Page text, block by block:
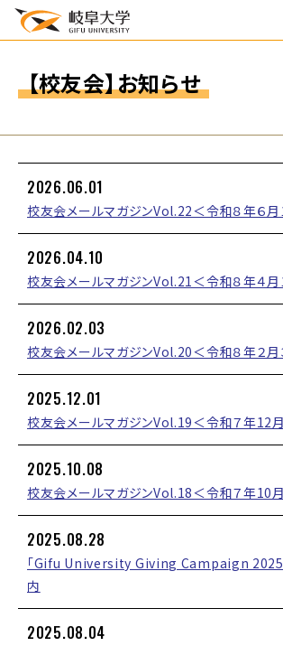
【校友会】お知らせ
2026.06.01
校友会メールマガジンVol.22＜令和８年６
2026.04.10
校友会メールマガジンVol.21＜令和８年４月
2026.02.03
校友会メールマガジンVol.20＜令和８年２
2025.12.01
校友会メールマガジンVol.19＜令和７年12
2025.10.08
校友会メールマガジンVol.18＜令和７年10
2025.08.28
「Gifu University Giving Campaign 2025
内
2025.08.04